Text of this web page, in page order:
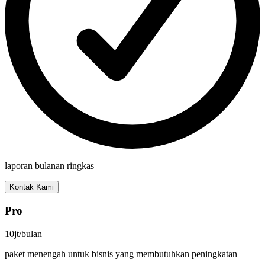
laporan bulanan ringkas
Kontak Kami
Pro
10jt/bulan
paket menengah untuk bisnis yang membutuhkan peningkatan